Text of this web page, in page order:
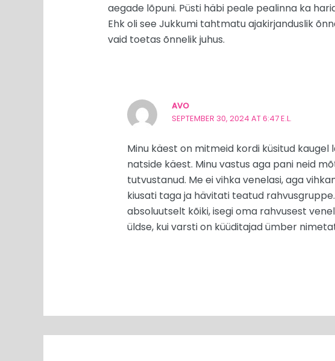
aegade lõpuni. Püsti häbi peale pealinna ka
Ehk oli see Jukkumi tahtmatu ajakirjanduslik
vaid toetas õnnelik juhus.
AVO
SEPTEMBER 30, 2024 AT 6:47 E.L.
Minu käest on mitmeid kordi küsitud
natside käest. Minu vastus aga pani neid
tutvustanud. Me ei vihka venelasi, aga
kiusati taga ja hävitati teatud
absoluutselt kõiki, isegi oma rahvusest
üldse, kui varsti on küüditajad ümber